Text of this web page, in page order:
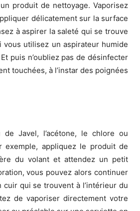
produit de nettoyage. Vaporisez
délicatement sur la surface
à aspirer la saleté qui se trouve
utilisez un aspirateur humide
puis n’oubliez pas de désinfecter
touchées, à l’instar des poignées
Javel, l’acétone, le chlore ou
exemple, appliquez le produit de
du volant et attendez un petit
vous pouvez alors continuer
qui se trouvent à l’intérieur du
de vaporiser directement votre